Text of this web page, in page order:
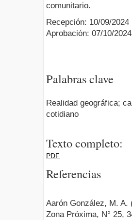
comunitario.
Recepción: 10/09/2024
Aprobación: 07/10/2024
Palabras clave
Realidad geográfica;
cotidiano
Texto completo:
PDF
Referencias
Aarón González, M. A.
Zona Próxima, N° 25,